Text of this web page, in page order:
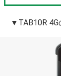
▼TAB10R 4G